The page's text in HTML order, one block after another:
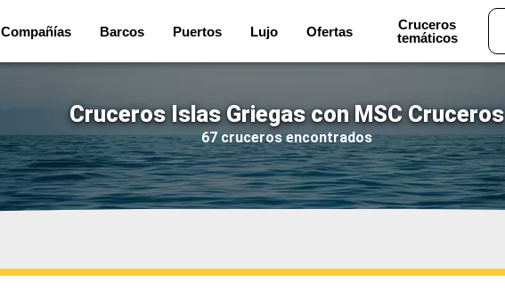
Compañías Barcos Puertos Lujo Ofertas
Cruceros
temáticos
Cruceros Islas Griegas con MSC Cruceros
67 cruceros encontrados